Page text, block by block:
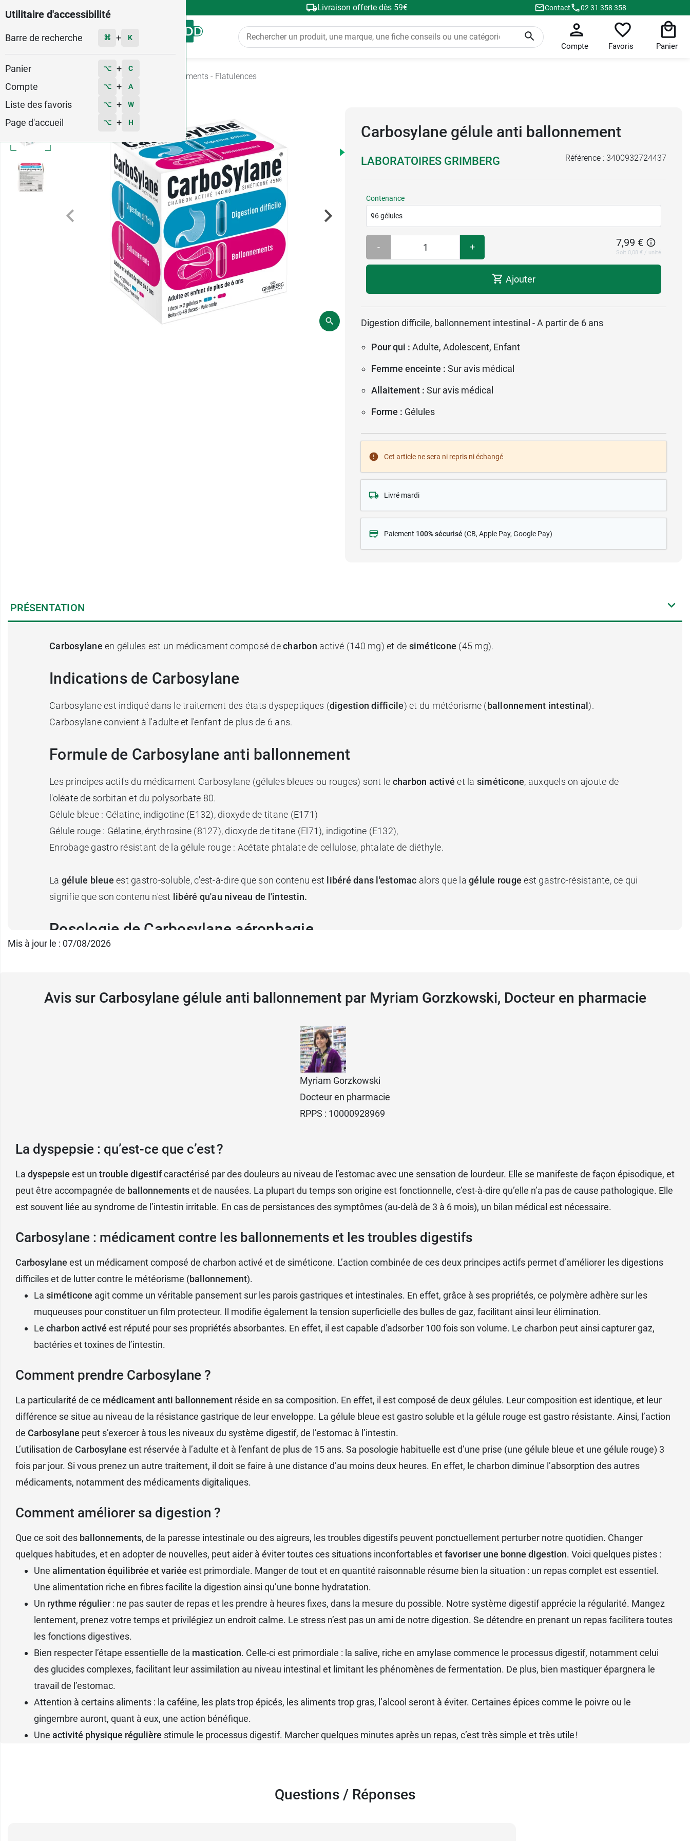
Utilitaire d'accessibilité
Barre de recherche ⌘ + K
Panier ⌥ + C
Compte ⌥ + A
Liste des favoris ⌥ + W
Page d'accueil ⌥ + H
Livraison offerte dès 59€ Contact 02 31 358 358
Menu
Compte Favoris Panier
Ballonnements - Flatulences
Carbosylane gélule anti ballonnement
LABORATOIRES GRIMBERG Référence : 3400932724437
Contenance
96 gélules
- + 7,99 €
Soit 0,08 € / unité
Ajouter
Digestion difficile, ballonnement intestinal - A partir de 6 ans
Pour qui : Adulte, Adolescent, Enfant
Femme enceinte : Sur avis médical
Allaitement : Sur avis médical
Forme : Gélules
Cet article ne sera ni repris ni échangé
Livré mardi
Paiement 100% sécurisé (CB, Apple Pay, Google Pay)
PRÉSENTATION
Carbosylane en gélules est un médicament composé decharbon activé (140 mg) et de siméticone (45 mg).
Indications de Carbosylane
Carbosylane est indiqué dans le traitement des états dyspeptiques (digestion difficile) et du météorisme (ballonnement intestinal).
Carbosylane convient à l'adulte et l'enfant de plus de 6 ans.
Formule de Carbosylane anti ballonnement
Les principes actifs du médicament Carbosylane (gélules bleues ou rouges) sont le charbon activé et la siméticone, auxquels on ajoute de
l'oléate de sorbitan et du polysorbate 80.
Gélule bleue : Gélatine, indigotine (E132), dioxyde de titane (E171)
Gélule rouge : Gélatine, érythrosine (8127), dioxyde de titane (El71), indigotine (E132),
Enrobage gastro résistant de la gélule rouge : Acétate phtalate de cellulose, phtalate de diéthyle.
La gélule bleue est gastro-soluble, c'est-à-dire que son contenu est libéré dans l'estomac alors que la gélule rougeest gastro-résistante, ce qui
signifie que son contenu n'est libéré qu'au niveau de l'intestin.
Posologie de Carbosylane aérophagie
Durée de traitement par les gélules de Carbosylane
La durée du traitement par Carbosylane dépend des symptômes. Elle requiert un avis médical.
Précautions d'utilisation de Carbosylane mal de ventre et digestion
diminuer l'absorption d'autres médicaments, notamment les digitaliques pour le cœur
En cas d' (s) connue(s) à l'un des composés de la formule, il ne faut pas prendre de
Avant de prendre un médicament, lisez attentivement la notice et, si besoin, demandez les conseils d'un pharmacien.
Carbosylane et grossesse
Carbosylane ne doit pas être utilisé pendant la grossesse , hors recommandation médicale.
Carbosylane et allaitement
Ce médicament contre les ballonnementspeut être utilisé pendant l'allaitement
Effets indésirables de Carbosylane
Le médicament Carbosylane de la
- uneréaction allergiquelocale comme une urticaire ou une réaction allergique générale ;
- desdouleurs abdominales,un inconfort, uneconstipationou unediarrhée, des vomissements
- unecoloration foncée des selles.
Conditionnement : boîte de 96 gélules soit 48 doses de 2 gélules jumelées (bleue et rouge)
Pour soutenir la digestion, pensez aux probiotiques avec
Mis à jour le : 07/08/2026
Avis sur Carbosylane gélule anti ballonnement par Myriam Gorzkowski, Docteur en pharmacie
Myriam Gorzkowski
Docteur en pharmacie
RPPS : 10000928969
La dyspepsie : qu’est-ce que c’est ?
La dyspepsie est un trouble digestifcaractérisé par des douleurs au niveau de l’estomac avec une sensation de lourdeur. Elle se manifeste de façon épisodique, et
peut être accompagnée de ballonnementset de nausées. La plupart du temps son origine est fonctionnelle, c’est-à-dire qu’elle n’a pas de cause pathologique. Elle
est souvent liée au syndrome de l’intestin irritable. En cas de persistances des symptômes (au-delà de 3 à 6 mois), un bilan médical est nécessaire.
Carbosylane : médicament contre les ballonnements et les troubles digestifs
Carbosylane est un médicament composé de charbon activé et de siméticone. L’action combinée de ces deux principes actifs permet d’améliorer les digestions
difficiles et de lutter contre le météorisme (ballonnement).
La siméticone agit comme un véritable pansement sur les parois gastriques et intestinales. En effet, grâce à ses propriétés, ce polymère adhère sur les
muqueuses pour constituer un film protecteur. Il modifie également la tension superficielle des bulles de gaz, facilitant ainsi leur élimination.
Le charbon activé est réputé pour ses propriétés absorbantes. En effet, il est capable d'adsorber 100 fois son volume. Le charbon peut ainsi capturer gaz,
bactéries et toxines de l’intestin.
Comment prendre Carbosylane ?
La particularité de ce médicament anti ballonnement réside en sa composition. En effet, il est composé de deux gélules. Leur composition est identique, et leur
différence se situe au niveau de la résistance gastrique de leur enveloppe. La gélule bleue est gastro soluble et la gélule rouge est gastro résistante. Ainsi, l’action
de Carbosylane peut s’exercer à tous les niveaux du système digestif, de l’estomac à l’intestin.
L’utilisation de Carbosylane est réservée à l’adulte et à l’enfant de plus de 15 ans. Sa posologie habituelle est d’une prise (une gélule bleue et une gélule rouge) 3
fois par jour. Si vous prenez un autre traitement, il doit se faire à une distance d’au moins deux heures. En effet, le charbon diminue l’absorption des autres
médicaments, notamment des médicaments digitaliques.
Comment améliorer sa digestion ?
Que ce soit des ballonnements, de la paresse intestinale ou des aigreurs, les troubles digestifs peuvent ponctuellement perturber notre quotidien. Changer
quelques habitudes, et en adopter de nouvelles, peut aider à éviter toutes ces situations inconfortables etfavoriser une bonne digestion. Voici quelques pistes :
Une alimentation équilibrée et variée est primordiale. Manger de tout et en quantité raisonnable résume bien la situation : un repas complet est essentiel.
Une alimentation riche en fibres facilite la digestion ainsi qu’une bonne hydratation.
Un rythme régulier : ne pas sauter de repas et les prendre à heures fixes, dans la mesure du possible. Notre système digestif apprécie la régularité. Mangez
lentement, prenez votre temps et privilégiez un endroit calme. Le stress n’est pas un ami de notre digestion. Se détendre en prenant un repas facilitera toutes
les fonctions digestives.
Bien respecter l’étape essentielle de la mastication. Celle-ci est primordiale : la salive, riche en amylase commence le processus digestif, notamment celui
des glucides complexes, facilitant leur assimilation au niveau intestinal et limitant les phénomènes de fermentation. De plus, bien mastiquer épargnera le
travail de l’estomac.
Attention à certains aliments : la caféine, les plats trop épicés, les aliments trop gras, l’alcool seront à éviter. Certaines épices comme le poivre ou le
gingembre auront, quant à eux, une action bénéfique.
Une activité physique régulière stimule le processus digestif. Marcher quelques minutes après un repas, c’est très simple et très utile !
Questions / Réponses